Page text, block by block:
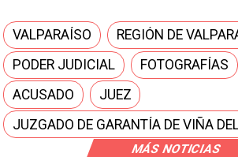
MÁS NOTICIAS
VALPARAÍSO
REGIÓN DE
PODER JUDICIAL
FOTOGRAFÍAS
ACUSADO
JUEZ
JUZGADO DE GARANTÍA DE VIÑA